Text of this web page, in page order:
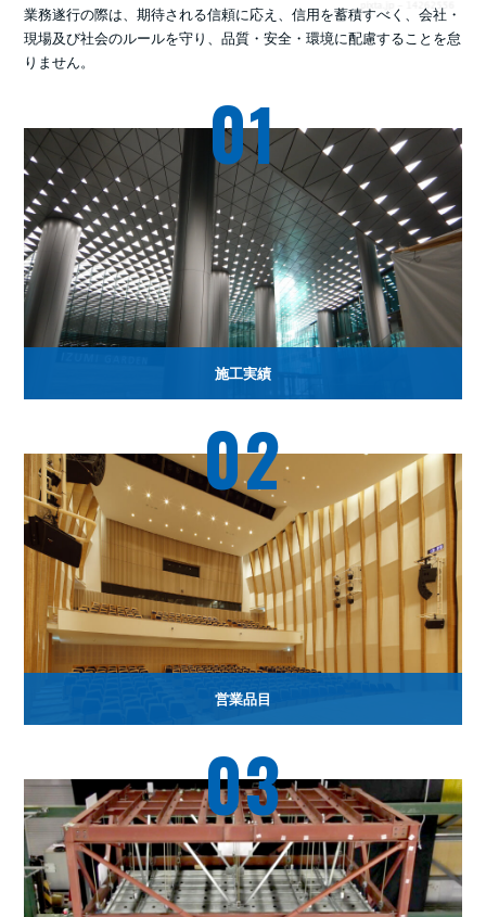
業務遂行の際は、期待される信頼に応え、信用を蓄積すべく、会社・
現場及び社会のルールを守り、品質・安全・環境に配慮することを怠
りません。
施工実績
01
営業品目
02
03